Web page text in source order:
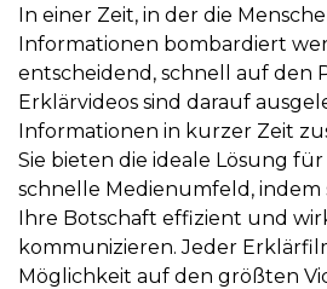
In einer Zeit, in der die
Informationen bombardiert
entscheidend, schnell auf den
Erklärvideos sind darauf
Informationen in kurzer Zeit
Sie bieten die ideale Lösung
schnelle Medienumfeld, indem
Ihre Botschaft effizient und
kommunizieren. Jeder
Möglichkeit auf den größten